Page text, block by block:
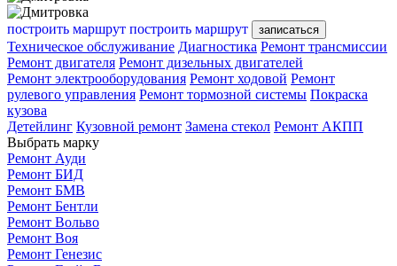
построить маршрут построить маршрут записаться
Техническое обслуживание Диагностика Ремонт трансмиссии
Ремонт двигателя Ремонт дизельных двигателей
Ремонт электрооборудования Ремонт ходовой Ремонт
рулевого управления Ремонт тормозной системы Покраска
кузова
Детейлинг Кузовной ремонт Замена стекол Ремонт АКПП
Выбрать марку
Ремонт Ауди
Ремонт БИД
Ремонт БМВ
Ремонт Бентли
Ремонт Вольво
Ремонт Воя
Ремонт Генезис